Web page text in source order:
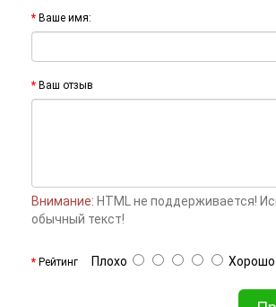
Ваше имя:
Ваш отзыв
Внимание: HTML не поддерживается!
обычный текст!
Рейтинг Плохо Хорошо